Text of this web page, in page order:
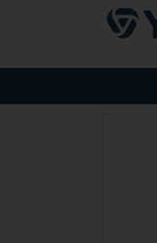
Pular para o conteúdo